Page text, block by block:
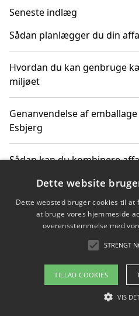
Seneste indlæg
Sådan planlægger du din
Hvordan du kan genbruge
miljøet
Genanvendelse af
Esbjerg
Sådan kan du kombinere
Hvordan affaldssortering
Om / kontakt
Dette website
Dette websted bruger cookies til
at bruge vores hjemmeside
overensstemmelse med
STRENGT
TILLAD COOKIES
VIS